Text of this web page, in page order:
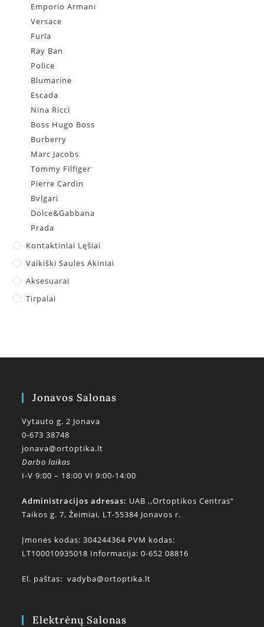
Emporio Armani
Versace
Furla
Ray Ban
Police
Blumarine
Escada
Nina Ricci
Boss Hugo Boss
Burberry
Marc Jacobs
Tommy Filfiger
Pierre Cardin
Bvlgari
Dolce&Gabbana
Prada
Kontaktiniai Lęšiai
Vaikiški Saulės Akiniai
Aksesuarai
Tirpalai
Jonavos Salonas
Vytauto g. 2 Jonava
0-673 38748
jonava@ortoptika.lt
Darbo laikas
I-V 9:00 – 18:00 VI 9:00-14:00
Administracijos adresas: UAB ,,Ortoptikos Centras“
Taikos g. 7, Žeimiai, LT-55384 Jonavos r.
Įmonės kodas: 304244364 PVM kodas:
LT100010935018 Informacija: 0-652 08816
El. paštas:vadyba@ortoptika.lt
Elektrėnų Salonas